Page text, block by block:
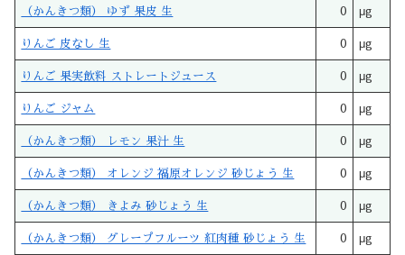
（かんきつ類） ゆず 果皮 生 0 μg
りんご 皮なし 生 0 μg
りんご 果実飲料 ストレートジュース 0 μg
りんご ジャム 0 μg
（かんきつ類） レモン 果汁 生 0 μg
（かんきつ類） オレンジ 福原オレンジ 砂じょう 生 0 μg
（かんきつ類） きよみ 砂じょう 生 0 μg
（かんきつ類） グレープフルーツ 紅肉種 砂じょう 生 0 μg